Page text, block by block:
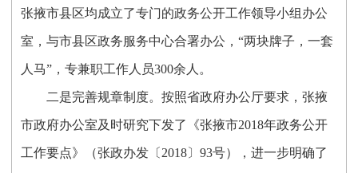
张掖市县区均成立了专门的政务公开工作领导小组办公
室，与市县区政务服务中心合署办公，“两块牌子，一套
人马”，专兼职工作人员300余人。
二是完善规章制度。按照省政府办公厅要求，张掖
市政府办公室及时研究下发了 《张掖市2018年政务公开
工作要点》 （张政办发〔 2018〕93号） ，进一步明确了